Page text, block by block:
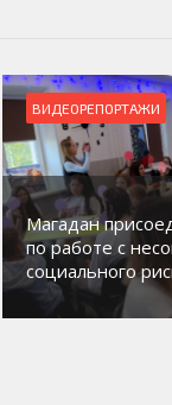
ВИДЕОРЕПОРТАЖИ
Магадан
по работе с
социального